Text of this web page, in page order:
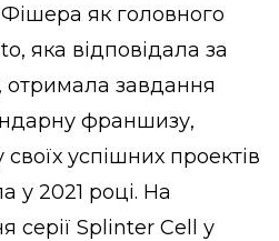
як головного
яка відповідала за
отримала завдання
франшизу,
успішних проектів
у 2021 році. На
серії Splinter Cell у